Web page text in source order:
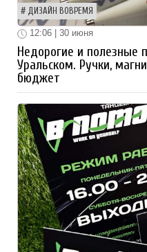
ДИЗАЙН ВОВРЕМЯ
12:06 | 30 июня
Недорогие и полезные
Уральском. Ручки,
бюджет